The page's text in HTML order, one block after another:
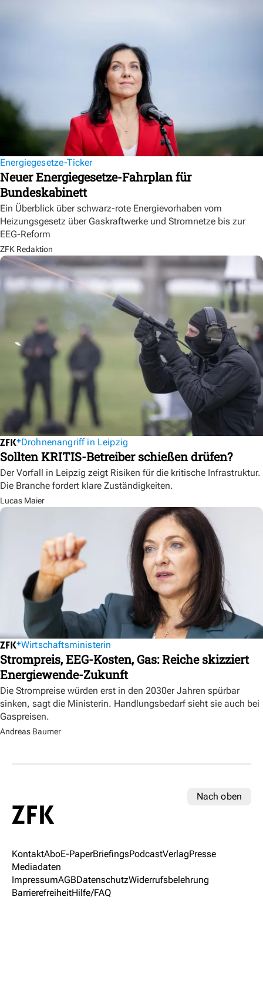
Energiegesetze-Ticker
Neuer Energiegesetze-Fahrplan für
Bundeskabinett
Ein Überblick über schwarz-rote Energievorhaben vom
Heizungsgesetz über Gaskraftwerke und Stromnetze bis zur
EEG-Reform
ZFK Redaktion
Drohnenangriff in Leipzig
Sollten KRITIS-Betreiber schießen drüfen?
Der Vorfall in Leipzig zeigt Risiken für die kritische Infrastruktur.
Die Branche fordert klare Zuständigkeiten.
Lucas Maier
Wirtschaftsministerin
Strompreis, EEG-Kosten, Gas: Reiche skizziert
Energiewende-Zukunft
Die Strompreise würden erst in den 2030er Jahren spürbar
sinken, sagt die Ministerin. Handlungsbedarf sieht sie auch bei
Gaspreisen.
Andreas Baumer
Nach oben
KontaktAboE-PaperBriefingsPodcastVerlagPresse
Mediadaten
ImpressumAGBDatenschutzWiderrufsbelehrung
BarrierefreiheitHilfe/FAQ